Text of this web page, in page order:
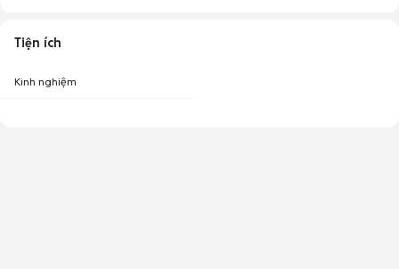
Tiện ích
Kinh nghiệm